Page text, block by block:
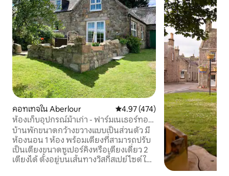
คอทเทจใน Aberlour คะแนนเฉลี่ย 4.97 จาก 5, 474 รีวิว
4.97 (474)
ห้องเก็บอุปกรณ์ม้าเก่า - ฟาร์มเนเธอร์ทอม
เลีย แอเบอร์เลอร์
บ้านพักขนาดกว้างขวางแบบเป็นส่วนตัว มี
ห้องนอน 1 ห้อง พร้อมเตียงที่สามารถปรับ
เป็นเตียงขนาดซูเปอร์คิงหรือเตียงเดี่ยว 2
เตียงได้ ตั้งอยู่บนเส้นทางวิสกี้สเปย์ไซด์ ใน